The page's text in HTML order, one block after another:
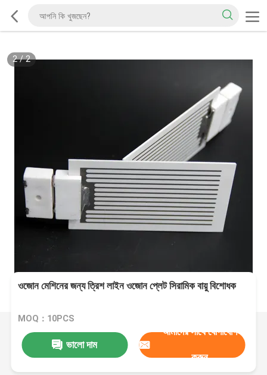
2/2
ওজোন মেশিনের জন্য ত্রিশ লাইন ওজোন প্লেট সিরামিক বায়ু বিশোধক
MOQ：10PCS
ভালো দাম
আমাদের সাথে যোগাযোগ
করুন